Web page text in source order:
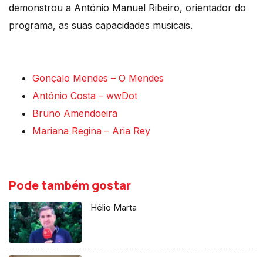
demonstrou a António Manuel Ribeiro, orientador do
programa, as suas capacidades musicais.
Gonçalo Mendes – O Mendes
António Costa – wwDot
Bruno Amendoeira
Mariana Regina – Aria Rey
Pode também gostar
Hélio Marta